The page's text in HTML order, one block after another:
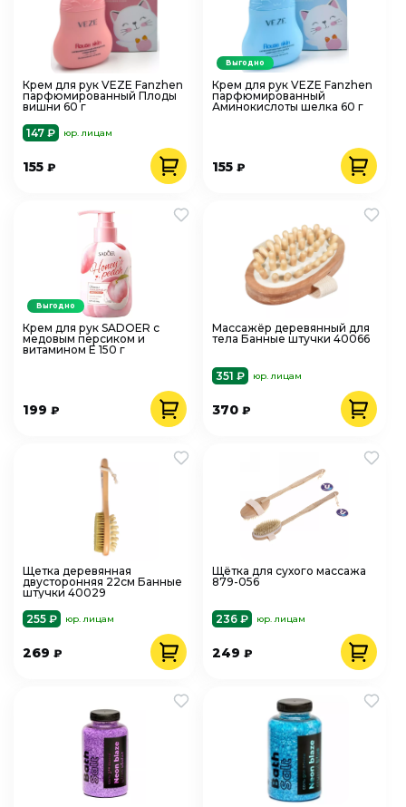
Крем для рук VEZE Fanzhen
парфюмированный Плоды
вишни 60 г
147 ₽
юр. лицам
155 ₽
Крем для рук VEZE Fanzhen
парфюмированный
Аминокислоты шелка 60 г
155₽
Выгодно
Крем для рук SADOER с
медовым персиком и
витамином Е 150 г
199 ₽
Выгодно
Массажёр деревянный для
тела Банные штучки 40066
351 ₽ юр. лицам
370₽
Щетка деревянная
двусторонняя 22см Банные
штучки 40029
255 ₽
юр. лицам
269 ₽
Щётка для сухого массажа
879-056
236 ₽ юр. лицам
249₽